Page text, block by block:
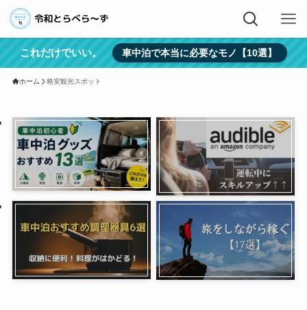
これだけでいい。 車中泊で本当に必要なモノ【10選】
ホーム 格安観光スポット